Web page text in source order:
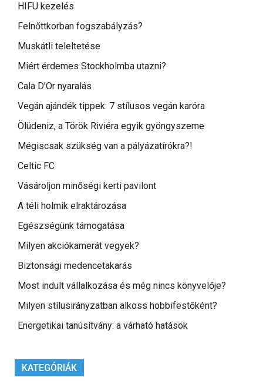
HIFU kezelés
Felnőttkorban fogszabályzás?
Muskátli teleltetése
Miért érdemes Stockholmba utazni?
Cala D’Or nyaralás
Vegán ajándék tippek: 7 stílusos vegán karóra
Ölüdeniz, a Török Riviéra egyik gyöngyszeme
Mégiscsak szükség van a pályázatírókra?!
Celtic FC
Vásároljon minőségi kerti pavilont
A téli holmik elraktározása
Egészségünk támogatása
Milyen akciókamerát vegyek?
Biztonsági medencetakarás
Most indult vállalkozása és még nincs könyvelője?
Milyen stílusirányzatban alkoss hobbifestőként?
Energetikai tanúsítvány: a várható hatások
KATEGÓRIÁK